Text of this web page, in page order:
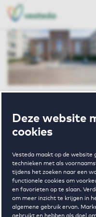
Deze website
cookies
Vesteda maakt op de website
technieken met als
tijdens het zoeken naar een
functionele cookies om
en favorieten op te slaan.
om meer inzicht te krijgen in
algemene gebruik ervan.
NL
EN
Gerarduspark
Jan